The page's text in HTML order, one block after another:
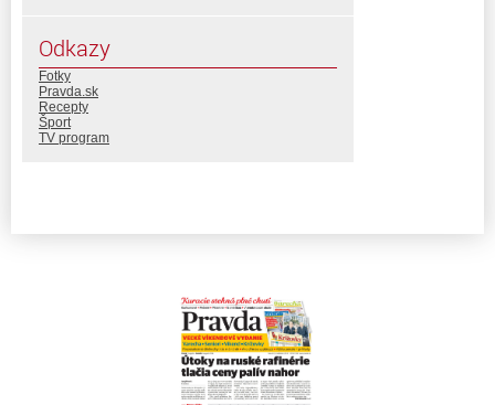
Odkazy
Fotky
Pravda.sk
Recepty
Šport
TV program